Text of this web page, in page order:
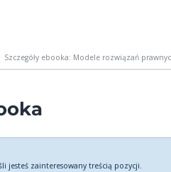
Szczegóły ebooka: Modele rozwiązań
jesteś zainteresowany treścią pozycji.